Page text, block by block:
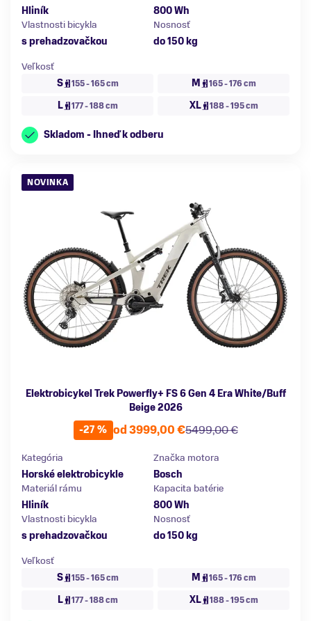
Hliník
800 Wh
Vlastnosti bicykla
s prehadzovačkou
Nosnosť
do 150 kg
Veľkosť
S
155 - 165 cm M 165 - 176 cm
L 177 - 188 cm XL 188 - 195 cm
Skladom - Ihneď k odberu
NOVINKA
Elektrobicykel Trek Powerfly+ FS 6 Gen 4 Era White/Buff
Beige 2026
-27 %
5499,00 €
od 3999,00 €
Kategória
Horské elektrobicykle
Značka motora
Bosch
Materiál rámu
Hliník
Kapacita batérie
800 Wh
Vlastnosti bicykla
s prehadzovačkou
Nosnosť
do 150 kg
Veľkosť
S
155 - 165 cm M 165 - 176 cm
L 177 - 188 cm XL 188 - 195 cm